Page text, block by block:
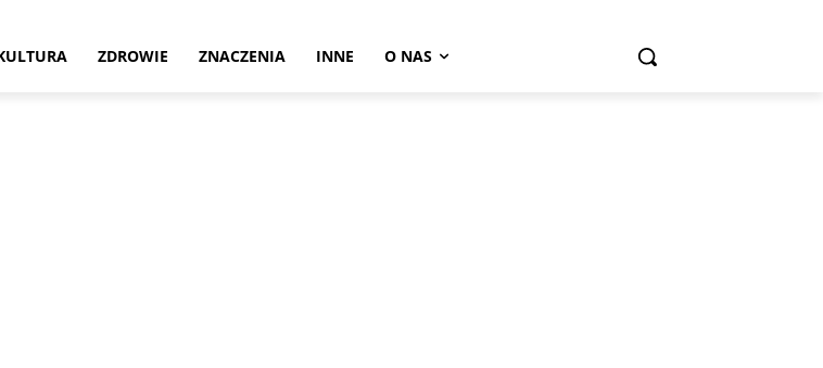
ZDROWIE ZNACZENIA INNE O NAS